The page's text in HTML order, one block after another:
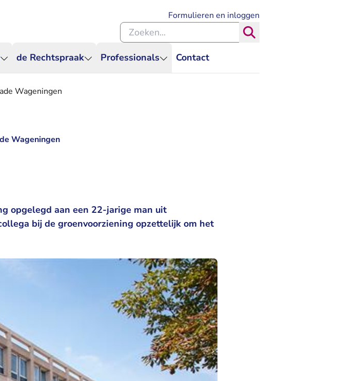
de Rechtspraak Professionals Contact
Formulieren en inloggen
Zoeken binnen de Rechtspraak
Wageningen
Wageningen
opgelegd aan een 22-jarige man uit
bij de groenvoorziening opzettelijk om het